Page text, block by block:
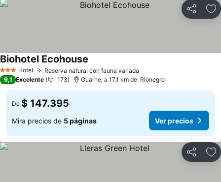
Compartir
3 Estrellas
Hotel Reserva natural con fauna variada
Biohotel Ecohouse
9,1 Excelente 173 Guarne, a 17.1 km de: Rionegro
De $ 147.395
Mira precios de 5 páginas Ver precios
Compartir